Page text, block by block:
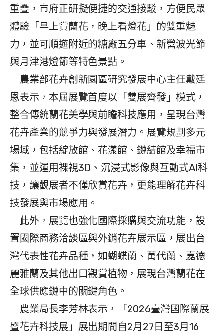
重疊，市府正研擬便捷的交通接駁，方便民眾
體驗「早上賞蘭花，晚上看燈花」的雙重魅
力，並可順遊附近的糖廠五分車、新營波光節
與月津港燈節等特色景點。
農業部花卉創新園區研究發展中心主任戴廷
恩表示，本屆展覽首度以「雙展齊發」模式，
整合傳統蘭花美學與前瞻科技應用，呈現台灣
花卉產業的競爭力與發展潛力。展覽規劃多元
場域，包括綻放館、花漾館、鏈結館及幸福市
集，並運用裸視3D、沉浸式影像與互動式AI科
技，讓觀展者不僅欣賞花卉，更能理解花卉科
技發展與市場應用。
此外，展覽也強化國際採購與交流功能，設
置國際商務洽談區與外銷花卉展示區，展出台
灣代表性花卉品種，如蝴蝶蘭、萬代蘭、嘉德
麗雅蘭及其他出口觀賞植物，展現台灣蘭花在
全球供應鏈中的關鍵角色。
農業局長李芳林表示，「2026臺灣國際蘭展
暨花卉科技展」展出期間自2月27日至3月16